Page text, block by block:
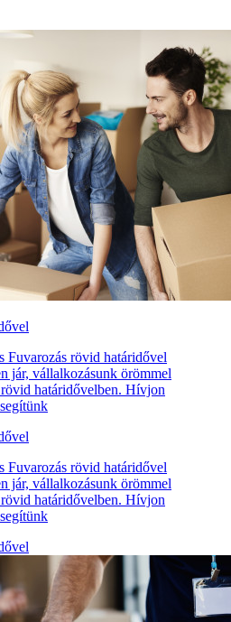
Fuvarozás rövid határidővel
jár, vállalkozásunk örömmel
határidővelben. Hívjon
Fuvarozás rövid határidővel
jár, vállalkozásunk örömmel
határidővelben. Hívjon